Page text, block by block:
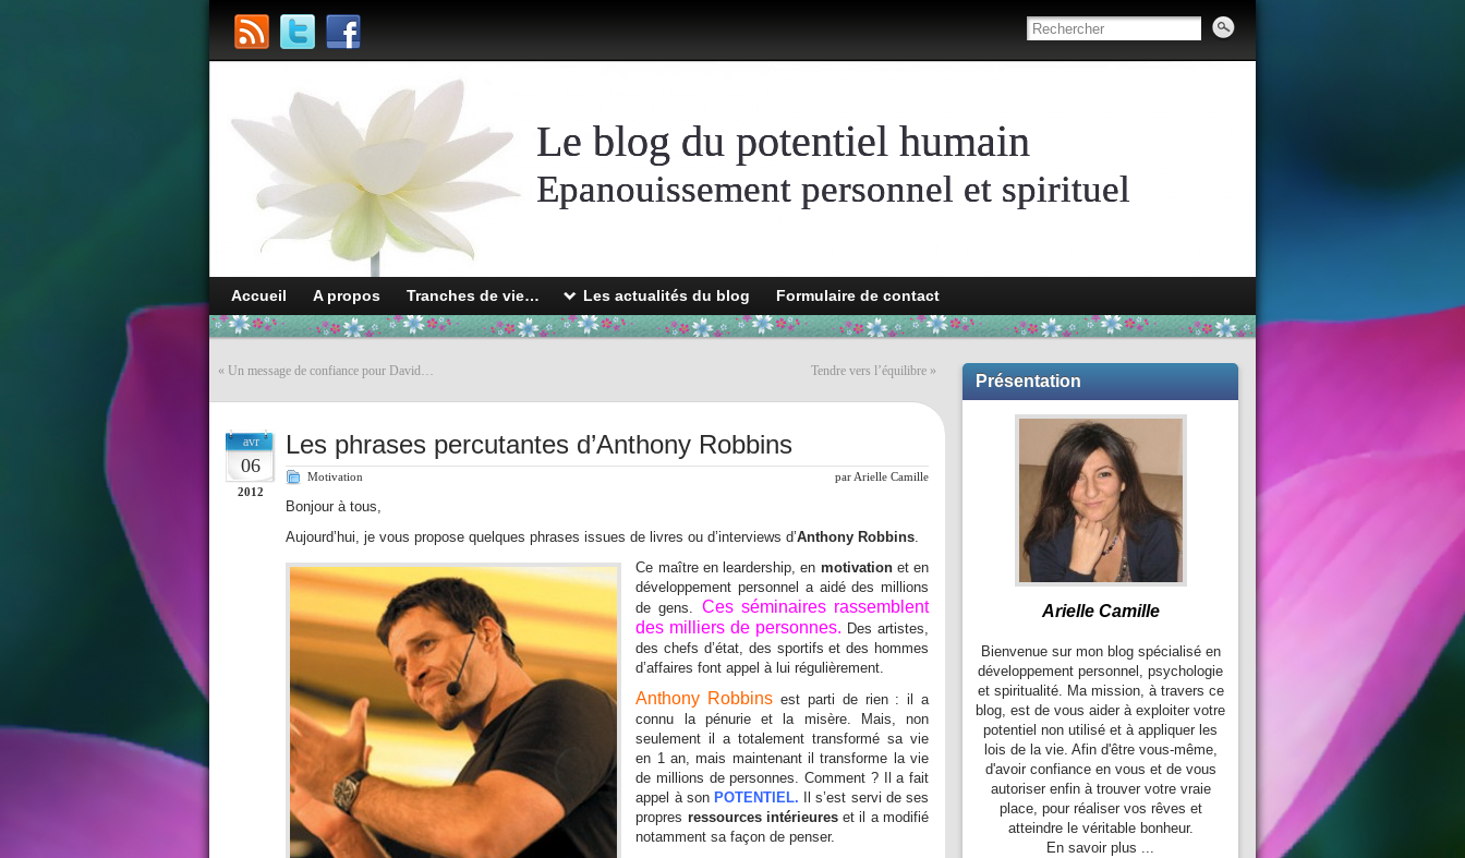
Le blog du potentiel humain
Epanouissement personnel et spirituel
Accueil A propos Tranches de vie… Les actualités du blog Formulaire de contact
« Un message de confiance pour David… Tendre vers l’équilibre »
avr
06
2012
Les phrases percutantes d’Anthony Robbins
Motivation par Arielle Camille
Bonjour à tous,
Aujourd’hui, je vous propose quelques phrases issues de livres ou d’interviews d’Anthony Robbins.
Ce maître en leardership, en motivationet en
développement personnel a aidé des millions
de gens. Ces séminaires rassemblent
des milliers de personnes. Des artistes,
des chefs d’état, des sportifs et des hommes
d’affaires font appel à lui régulièrement.
Anthony Robbins est parti de rien : il a
connu la pénurie et la misère. Mais, non
seulement il a totalement transformé sa vie
en 1 an, mais maintenant il transforme la vie
de millions de personnes. Comment ? Il a fait
appel à son POTENTIEL. Il s’est servi de ses
propres ressources intérieureset il a modifié
notamment sa façon de penser.
Présentation
Arielle Camille
Bienvenue sur mon blog spécialisé en
développement personnel, psychologie
et spiritualité. Ma mission, à travers ce
blog, est de vous aider à exploiter votre
potentiel non utilisé et à appliquer les
lois de la vie. Afin d'être vous-même,
d'avoir confiance en vous et de vous
autoriser enfin à trouver votre vraie
place, pour réaliser vos rêves et
atteindre le véritable bonheur.
En savoir plus ...